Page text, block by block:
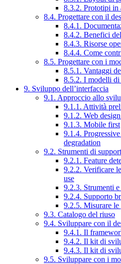
8.3.2. Prototipi in
8.4. Progettare con il
8.4.1.
8.4.2. Benefici
8.4.3. Risorse
8.4.4. Come
8.5. Progettare con i
8.5.1. Vantaggi
8.5.2. I modelli
9. Sviluppo dell’interfaccia
9.1. Approccio allo
9.1.1. Attività
9.1.2. Web
9.1.3. Mobile first
9.1.4.
degradation
9.2. Strumenti di
9.2.1. Feature
9.2.2. Verificare
use
9.2.3. Strumenti
9.2.4. Supporto
9.2.5. Misurare le
9.3. Catalogo del riuso
9.4. Sviluppare con il
9.4.1. Il
9.4.2. Il kit di
9.4.3. Il kit di
9.5. Sviluppare con i